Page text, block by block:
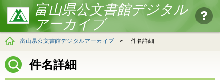
富山県公文書館デジタル
アーカイブ
富山県公文書館デジタルアーカイブ > 件名詳細
件名詳細